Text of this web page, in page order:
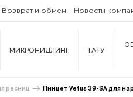
Возврат и обмен Новости
МИКРОНИДЛИНГ ТАТУ
ресниц Пинцет Vetus 39-SA для